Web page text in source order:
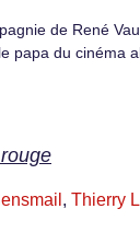
de René
papa du cinéma
, Thierry